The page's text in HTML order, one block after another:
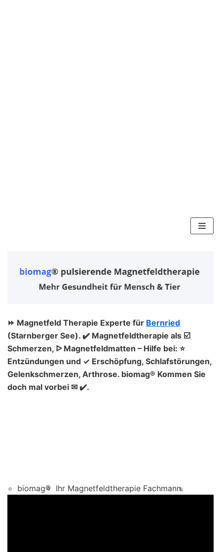
springen
⏩ Magnetfeld Therapie Experte für Bernried
(Starnberger See). ✔️ Magnetfeldtherapie als ☑️
Schmerzen, ᐅ Magnetfeldmatten – Hilfe bei: ⭐
Entzündungen und ✓ Erschöpfung, Schlafstörungen,
Gelenkschmerzen, Arthrose. biomag® Kommen Sie
doch mal vorbei ✉ ✔️.
biomag® Ihr Magnetfeldtherapie Fachmann.